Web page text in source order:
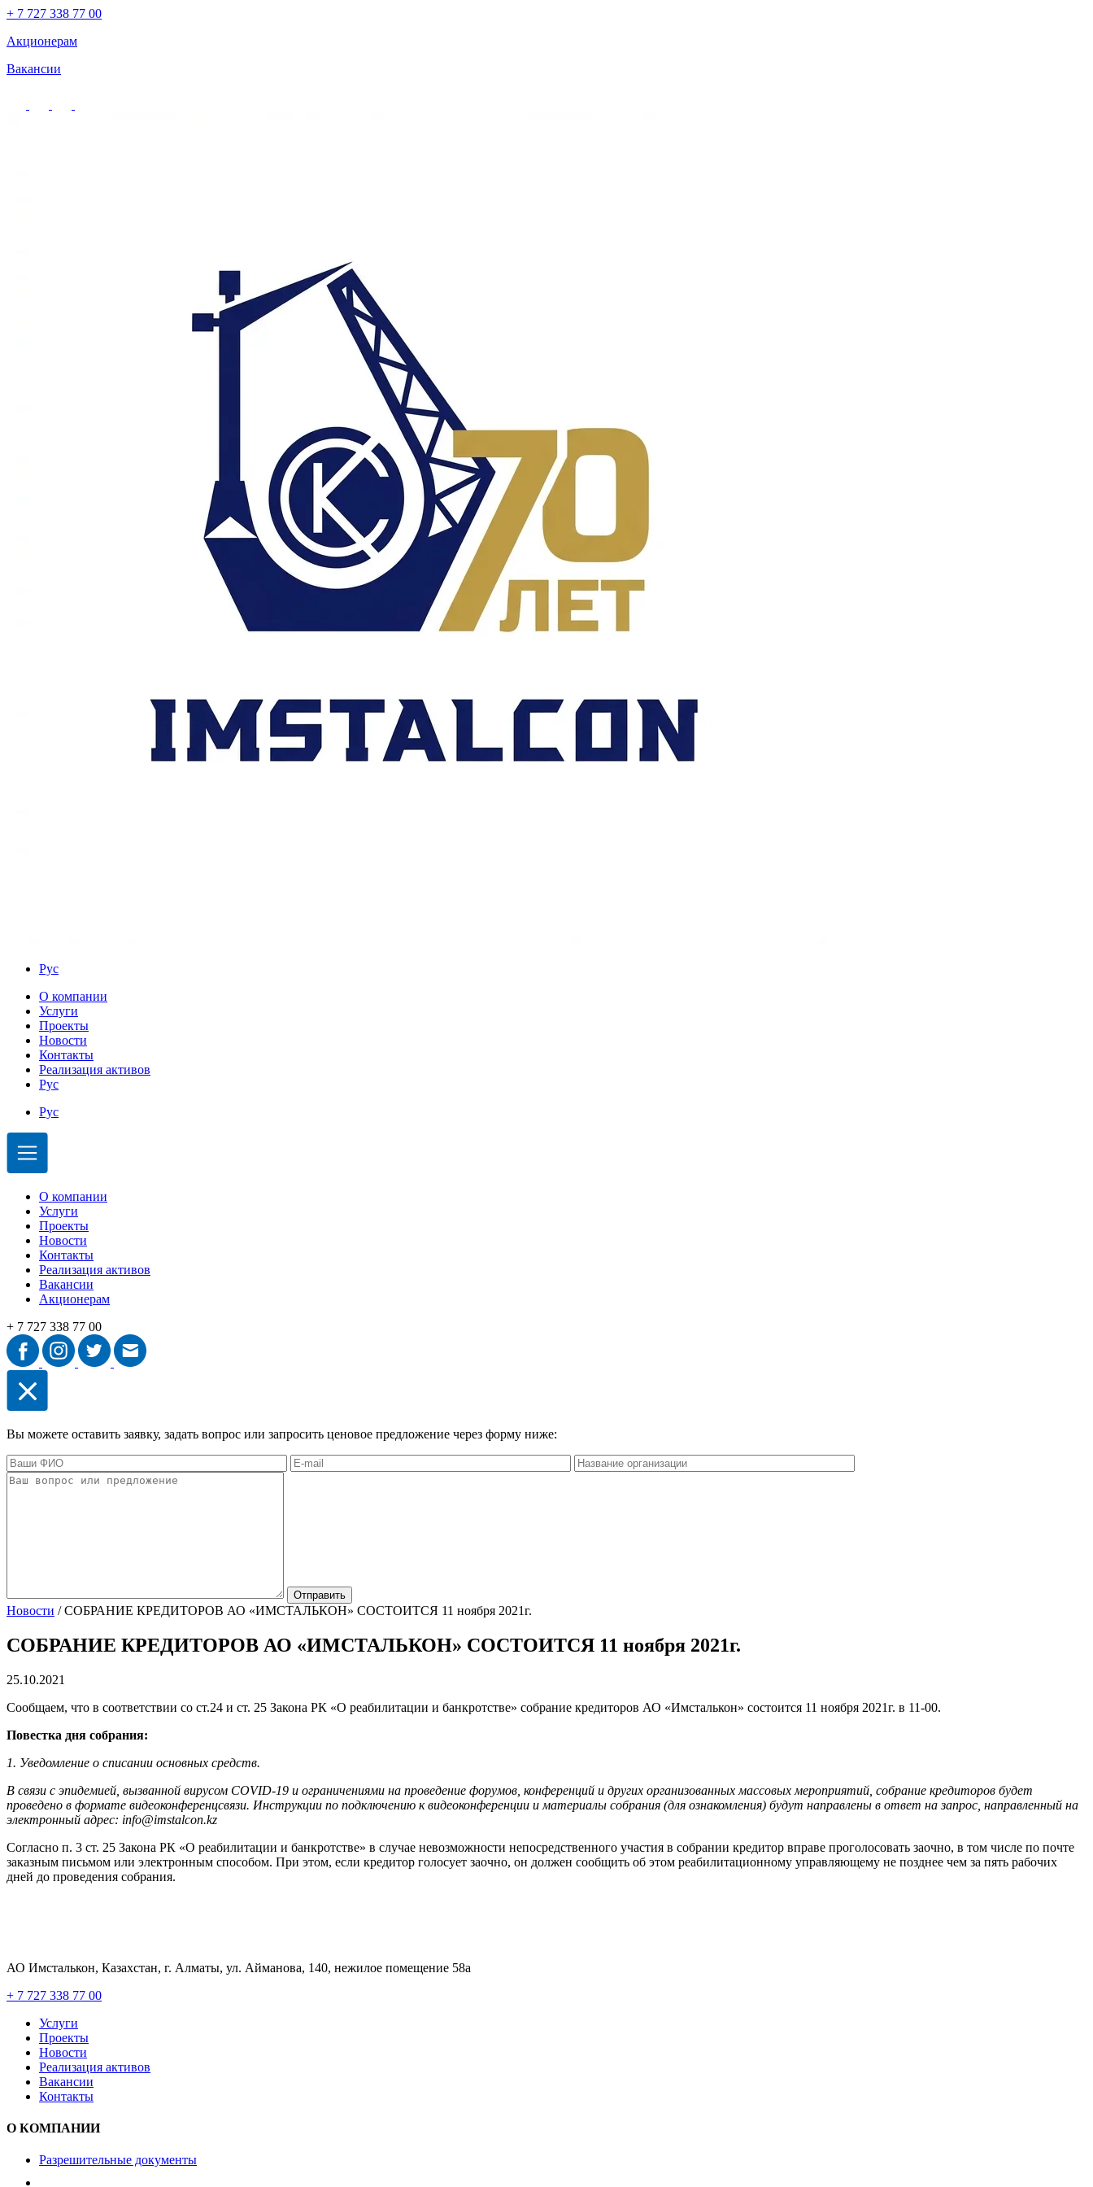
+ 7 727 338 77 00
Акционерам
Вакансии
Рус
О компании
Услуги
Проекты
Новости
Контакты
Реализация активов
Рус
Рус
О компании
Услуги
Проекты
Новости
Контакты
Реализация активов
Вакансии
Акционерам
+ 7 727 338 77 00
Вы можете оставить заявку, задать вопрос или запросить ценовое предложение через форму ниже:
Новости /СОБРАНИЕ КРЕДИТОРОВ АО «ИМСТАЛЬКОН» СОСТОИТСЯ 11 ноября 2021г.
СОБРАНИЕ КРЕДИТОРОВ АО «ИМСТАЛЬКОН» СОСТОИТСЯ 11 ноября 2021г.
25.10.2021
Сообщаем, что в соответствии со ст.24 и ст. 25 Закона РК «О реабилитации и банкротстве» собрание кредиторов АО «Имсталькон» состоится 11 ноября 2021г. в 11-00.
Повестка дня собрания:
1. Уведомление о списании основных средств.
В связи с эпидемией, вызванной вирусом COVID-19 и ограничениями на проведение форумов, конференций и других организованных массовых мероприятий, собрание кредиторов будет
проведено в формате видеоконференцсвязи. Инструкции по подключению к видеоконференции и материалы собрания (для ознакомления) будут направлены в ответ на запрос, направленный на
электронный адрес: info@imstalcon.kz
Согласно п. 3 ст. 25 Закона РК «О реабилитации и банкротстве» в случае невозможности непосредственного участия в собрании кредитор вправе проголосовать заочно, в том числе по почте
заказным письмом или электронным способом. При этом, если кредитор голосует заочно, он должен сообщить об этом реабилитационному управляющему не позднее чем за пять рабочих
дней до проведения собрания.
АО Имсталькон, Казахстан, г. Алматы, ул. Айманова, 140, нежилое помещение 58а
+ 7 727 338 77 00
Услуги
Проекты
Новости
Реализация активов
Вакансии
Контакты
О КОМПАНИИ
Разрешительные документы